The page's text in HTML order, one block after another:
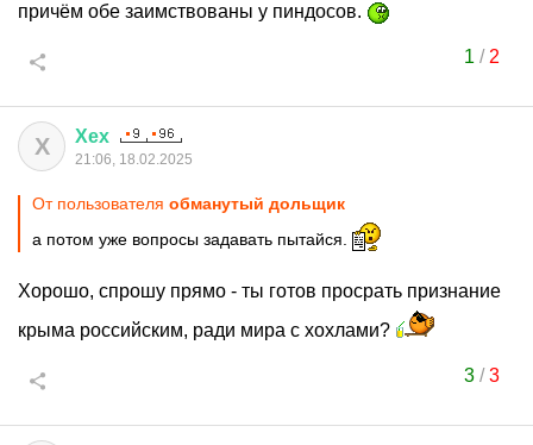
причём обе заимствованы у пиндосов.
1 / 2
Х Хех
21:06, 18.02.2025
От пользователя обманутый дольщик
а потом уже вопросы задавать пытайся.
Хорошо, спрошу прямо - ты готов просрать признание
крыма российским, ради мира с хохлами?
3/3